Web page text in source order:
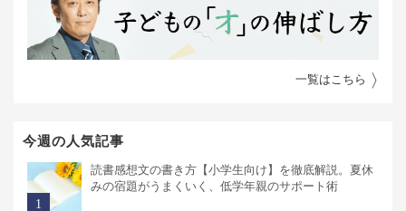
一覧はこちら
今週の人気記事
読書感想文の書き方【小学生向け】を徹底解説。夏休
みの宿題がうまくいく、低学年親のサポート術